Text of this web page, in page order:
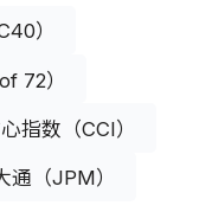
）
72）
指数（CCI）
通（JPM）